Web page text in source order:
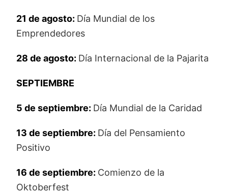
21 de agosto: Día Mundial de los
Emprendedores
28 de agosto: Día Internacional de la Pajarita
SEPTIEMBRE
5 de septiembre: Día Mundial de la Caridad
13 de septiembre: Día del Pensamiento
Positivo
16 de septiembre: Comienzo de la
Oktoberfest